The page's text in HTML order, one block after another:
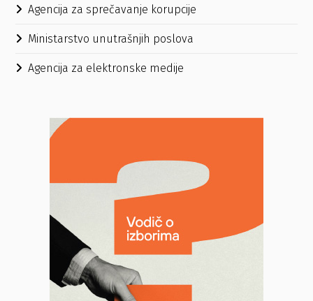
Agencija za sprečavanje korupcije
Ministarstvo unutrašnjih poslova
Agencija za elektronske medije